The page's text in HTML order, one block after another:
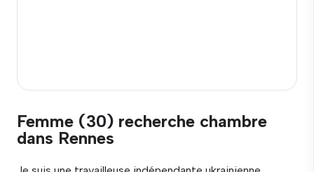
Femme (30) recherche chambre
dans Rennes